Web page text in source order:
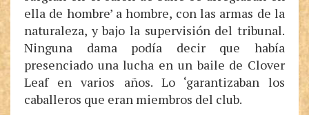
ella de hombre’ a hombre, con las armas de la
naturaleza, y bajo la supervisión del tribunal.
Ninguna dama podía decir que había
presenciado una lucha en un baile de Clover
Leaf en varios años. Lo ‘garantizaban los
caballeros que eran miembros del club.